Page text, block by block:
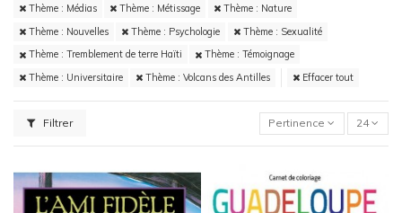
Thème : Médias
Thème : Métissage
Thème : Nature
Thème : Nouvelles
Thème : Psychologie
Thème : Sexualité
Thème : Tremblement de terre Haïti
Thème : Témoignage
Thème : Universitaire
Thème : Volcans des Antilles Effacer tout
Filtrer Pertinence 24